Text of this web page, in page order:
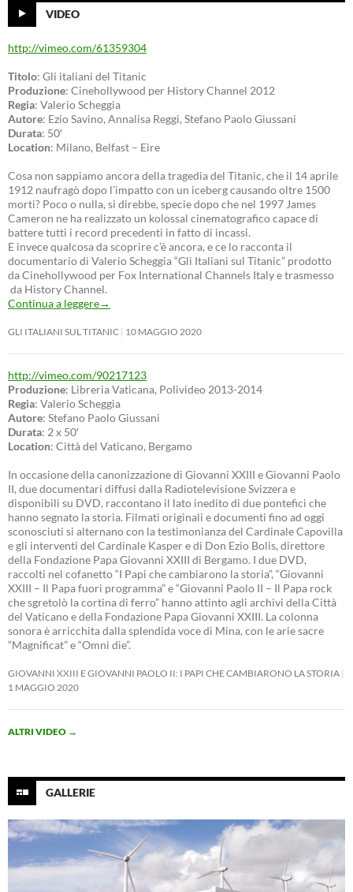
VIDEO
http://vimeo.com/61359304
Titolo: Gli italiani del Titanic
Produzione: Cinehollywood per History Channel 2012
Regia: Valerio Scheggia
Autore: Ezio Savino, Annalisa Reggi, Stefano Paolo Giussani
Durata: 50′
Location: Milano, Belfast – Eire
Cosa non sappiamo ancora della tragedia del Titanic, che il 14 aprile
1912 naufragò dopo l’impatto con un iceberg causando oltre 1500
morti? Poco o nulla, si direbbe, specie dopo che nel 1997 James
Cameron ne ha realizzato un kolossal cinematografico capace di
battere tutti i record precedenti in fatto di incassi.
E invece qualcosa da scoprire c’è ancora, e ce lo racconta il
documentario di Valerio Scheggia “Gli Italiani sul Titanic” prodotto
da Cinehollywood per Fox International Channels Italy e trasmesso
da History Channel.
Continua a leggere→
GLI ITALIANI SUL TITANIC 10 MAGGIO 2020
http://vimeo.com/90217123
Produzione: Libreria Vaticana, Polivideo 2013-2014
Regia: Valerio Scheggia
Autore: Stefano Paolo Giussani
Durata: 2 x 50′
Location: Città del Vaticano, Bergamo
In occasione della canonizzazione di Giovanni XXIII e Giovanni Paolo
II, due documentari diffusi dalla Radiotelevisione Svizzera e
disponibili su DVD, raccontano il lato inedito di due pontefici che
hanno segnato la storia. Filmati originali e documenti fino ad oggi
sconosciuti si alternano con la testimonianza del Cardinale Capovilla
e gli interventi del Cardinale Kasper e di Don Ezio Bolis, direttore
della Fondazione Papa Giovanni XXIII di Bergamo. I due DVD,
raccolti nel cofanetto “I Papi che cambiarono la storia”, “Giovanni
XXIII – Il Papa fuori programma” e “Giovanni Paolo II – Il Papa rock
che sgretolò la cortina di ferro” hanno attinto agli archivi della Città
del Vaticano e della Fondazione Papa Giovanni XXIII. La colonna
sonora è arricchita dalla splendida voce di Mina, con le arie sacre
“Magnificat” e “Omni die”.
GIOVANNI XXIII E GIOVANNI PAOLO II: I PAPI CHE CAMBIARONO LA STORIA
1 MAGGIO 2020
ALTRI VIDEO →
GALLERIE